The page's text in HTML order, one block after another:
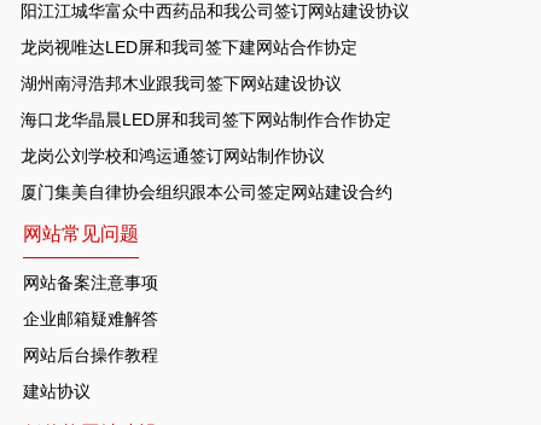
阳江江城华富众中西药品和我公司签订网站建设协议
龙岗视唯达LED屏和我司签下建网站合作协定
湖州南浔浩邦木业跟我司签下网站建设协议
海口龙华晶晨LED屏和我司签下网站制作合作协定
龙岗公刘学校和鸿运通签订网站制作协议
厦门集美自律协会组织跟本公司签定网站建设合约
网站常见问题
网站备案注意事项
企业邮箱疑难解答
网站后台操作教程
建站协议